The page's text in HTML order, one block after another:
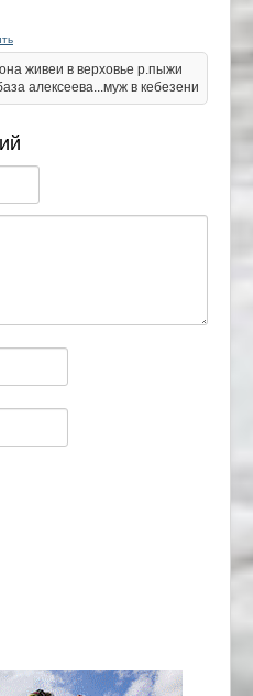
живеи в верховье р.пыжи
алексеева...муж в кебезени